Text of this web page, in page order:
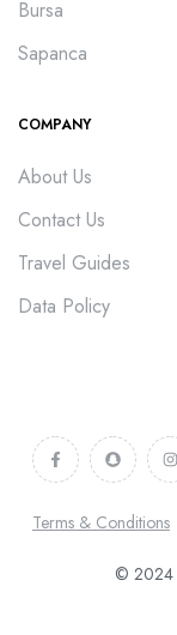
Bursa
Sapanca
COMPANY
About Us
Contact Us
Travel Guides
Data Policy
© 2024
Terms & Conditions